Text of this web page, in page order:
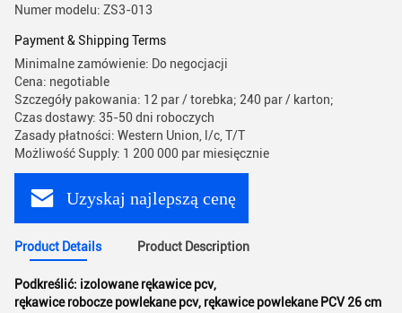
Numer modelu: ZS3-013
Payment & Shipping Terms
Minimalne zamówienie: Do negocjacji
Cena: negotiable
Szczegóły pakowania: 12 par / torebka; 240 par / karton;
Czas dostawy: 35-50 dni roboczych
Zasady płatności: Western Union, l/c, T/T
Możliwość Supply: 1 200 000 par miesięcznie
Uzyskaj najlepszą cenę
Product Details Product Description
Podkreślić: izolowane rękawice pcv,
rękawice robocze powlekane pcv, rękawice powlekane PCV 26 cm